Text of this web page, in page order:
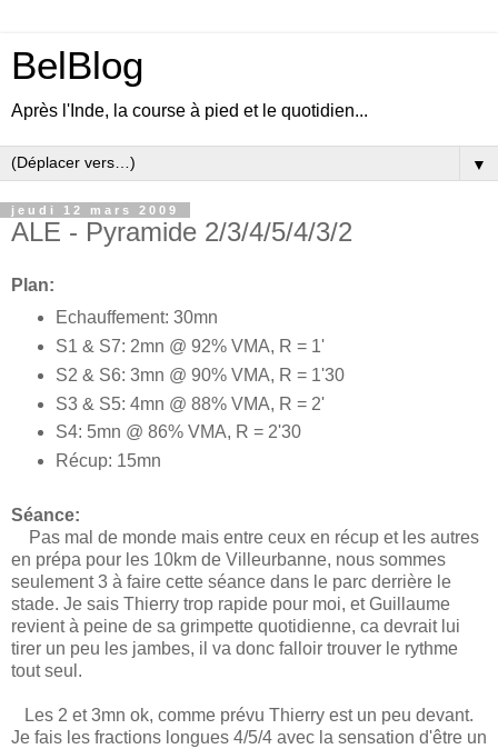
BelBlog
Après l'Inde, la course à pied et le quotidien...
▼
jeudi 12 mars 2009
ALE - Pyramide 2/3/4/5/4/3/2
Plan:
Echauffement: 30mn
S1 & S7: 2mn @ 92% VMA, R = 1'
S2 & S6: 3mn @ 90% VMA, R = 1'30
S3 & S5: 4mn @ 88% VMA, R = 2'
S4: 5mn @ 86% VMA, R = 2'30
Récup: 15mn
Séance:
Pas mal de monde mais entre ceux en récup et les autres
en prépa pour les 10km de Villeurbanne, nous sommes
seulement 3 à faire cette séance dans le parc derrière le
stade. Je sais Thierry trop rapide pour moi, et Guillaume
revient à peine de sa grimpette quotidienne, ca devrait lui
tirer un peu les jambes, il va donc falloir trouver le rythme
tout seul.
Les 2 et 3mn ok, comme prévu Thierry est un peu devant.
Je fais les fractions longues 4/5/4 avec la sensation d'être un